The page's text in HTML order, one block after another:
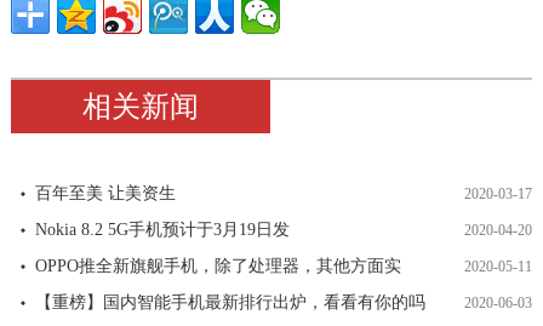
相关新闻
百年至美 让美资生 2020-03-17
Nokia 8.2 5G手机预计于3月19日发 2020-04-20
OPPO推全新旗舰手机，除了处理器，其他方面实 2020-05-11
【重榜】国内智能手机最新排行出炉，看看有你的吗 2020-06-03